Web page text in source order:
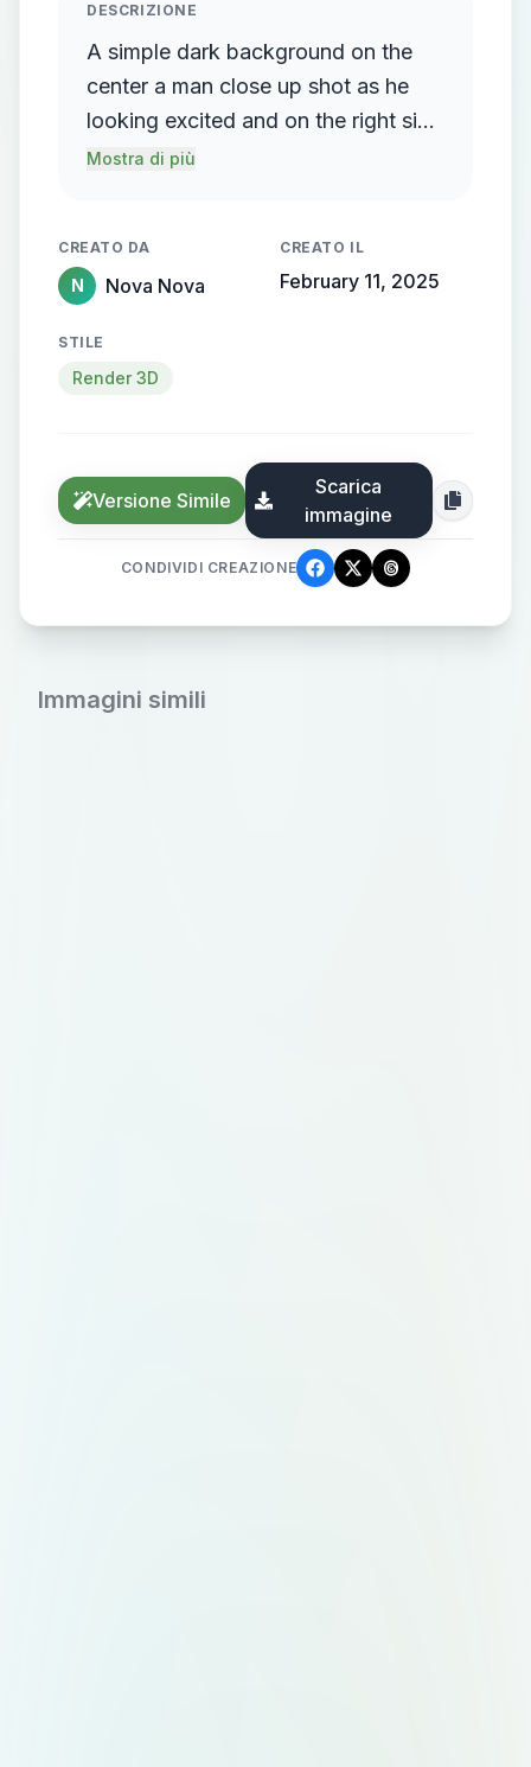
DESCRIZIONE
A simple dark background on the
center a man close up shot as he
looking excited and on the right side
a humonid robot and on the left side
glow behind it ok ma
Mostra di più
CREATO DA
N Nova Nova
CREATO IL
February 11, 2025
STILE
Render 3D
Versione Simile
Scarica
immagine
CONDIVIDI CREAZIONE
Immagini simili